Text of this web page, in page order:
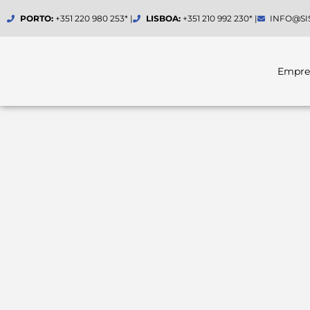
to
PORTO:+351 220 980 253* | LISBOA:+351 210 992 230* |